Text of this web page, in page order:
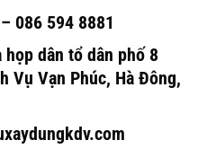
086 594 8881
dân tổ dân phố 8
Vụ Vạn Phúc, Hà Đông,